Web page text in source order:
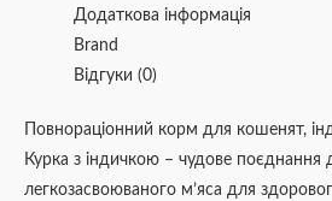
Додаткова інформація
Brand
Відгуки (0)
Повнораціонний корм для кошенят,
Курка з індичкою – чудове поєднання
легкозасвоюваного м’яса для